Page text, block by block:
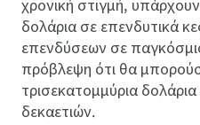
χρονική στιγμή,
δολάρια σε επενδυτικά
επενδύσεων σε
πρόβλεψη ότι θα
τρισεκατομμύρια
δεκαετιών.